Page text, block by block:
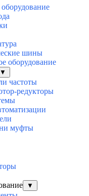
шины
оборудование
▼
частоты
редукторы
муфты
▼